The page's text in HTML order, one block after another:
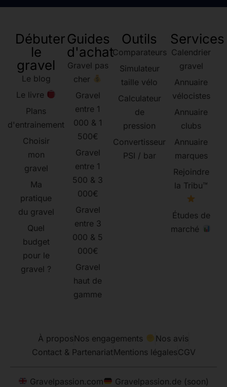
Débuter
le
gravel
Le blog
Le livre
Plans
d'entrainement
Choisir
mon
gravel
Ma
pratique
du gravel
Quel
budget
pour le
gravel ?
Guides
d'achat
Gravel pas
cher
Gravel
entre 1
000 & 1
500€
Gravel
entre 1
500 & 3
000€
Gravel
entre 3
000 & 5
000€
Gravel
haut de
gamme
Outils
Comparateurs
Simulateur
taille vélo
Calculateur
de
pression
Convertisseur
PSI / bar
Services
Calendrier
gravel
Annuaire
vélocistes
Annuaire
clubs
Annuaire
marques
Rejoindre
la Tribu™
Études de
marché
À propos Nos engagements
Nos avis
Contact & Partenariat Mentions légalesCGV
Gravelpassion.com
Gravelpassion.de (soon)